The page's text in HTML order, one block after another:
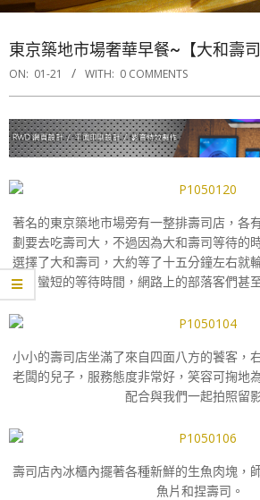
東京築地市場奢華早餐~【大和壽司
ON: 01-21 WITH: 0 COMMENTS
著名的東京築地市場旁有一整排壽司店，各
劃要去吃壽司大，不過因為大和壽司等待的
選擇了大和壽司，大約等了十五分鐘左右就
蠻短的等待時間，網路上的部落客們甚
小小的壽司店坐滿了來自四面八方的饕客，
老闆的兒子，服務態度非常好，笑容可掬地
配合與我們一起拍照留
壽司店內冰櫃內擺著各種新鮮的生魚肉塊，
魚片和捏壽司。